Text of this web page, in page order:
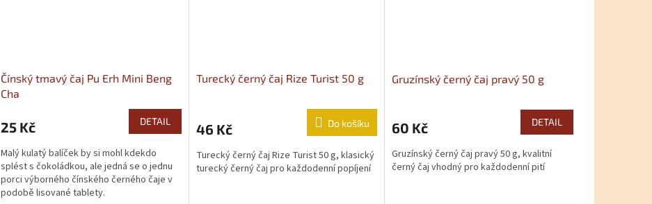
Čínský tmavý čaj Pu Erh Mini Beng
Cha
25 Kč DETAIL
Malý kulatý balíček by si mohl kdekdo
splést s čokoládkou, ale jedná se o jednu
porci výborného čínského černého čaje v
podobě lisované tablety.
Turecký černý čaj Rize Turist 50 g
46 Kč Do košíku
Turecký černý čaj Rize Turist 50 g, klasický
turecký černý čaj pro každodenní popíjení
Gruzínský černý čaj pravý 50 g
60 Kč DETAIL
Gruzínský černý čaj pravý 50 g, kvalitní
černý čaj vhodný pro každodenní pití